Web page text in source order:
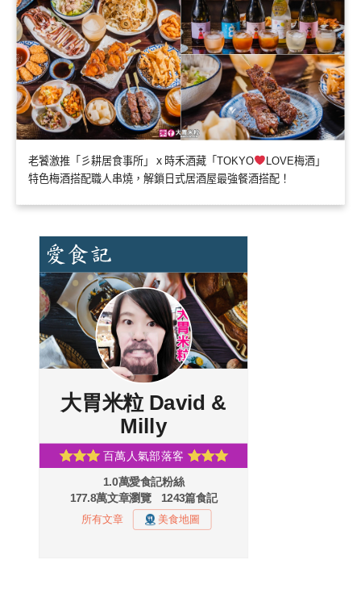
老饕激推「彡耕居食事所」ｘ時禾酒藏「TOKYO
LOVE梅酒」
特色梅酒搭配職人串燒，解鎖日式居酒屋最強餐酒搭配！